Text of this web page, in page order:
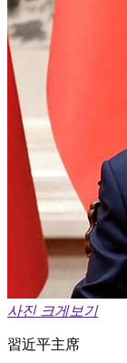
사진 크게보기
習近平主席